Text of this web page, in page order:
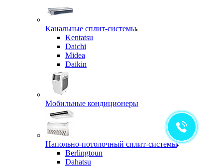
Канальные сплит-системы
Kentatsu
Daichi
Midea
Daikin
Мобильные кондиционеры
Напольно-потолочный сплит-системы
Berlingtoun
Dahatsu